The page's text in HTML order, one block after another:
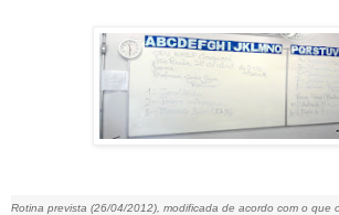
Rotina prevista (26/04/2012), modificada de acordo com o que